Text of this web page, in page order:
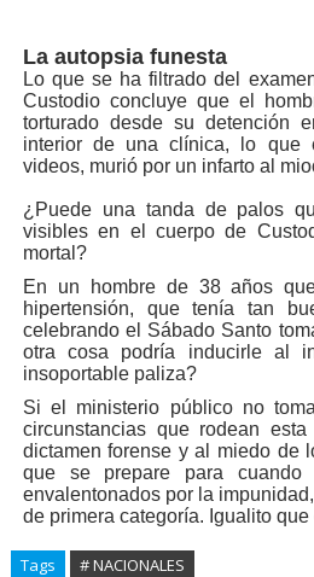
La autopsia funesta
Lo que se ha filtrado del
Custodio concluye que el
torturado desde su detención
interior de una clínica, lo que
videos, murió por un infarto al
¿Puede una tanda de palos
visibles en el cuerpo de
mortal?
En un hombre de 38 años
hipertensión, que tenía tan
celebrando el Sábado Santo
otra cosa podría inducirle al
insoportable paliza?
Si el ministerio público no
circunstancias que rodean
dictamen forense y al miedo de
que se prepare para cuando
envalentonados por la
de primera categoría. Igualito
Tags # NACIONALES